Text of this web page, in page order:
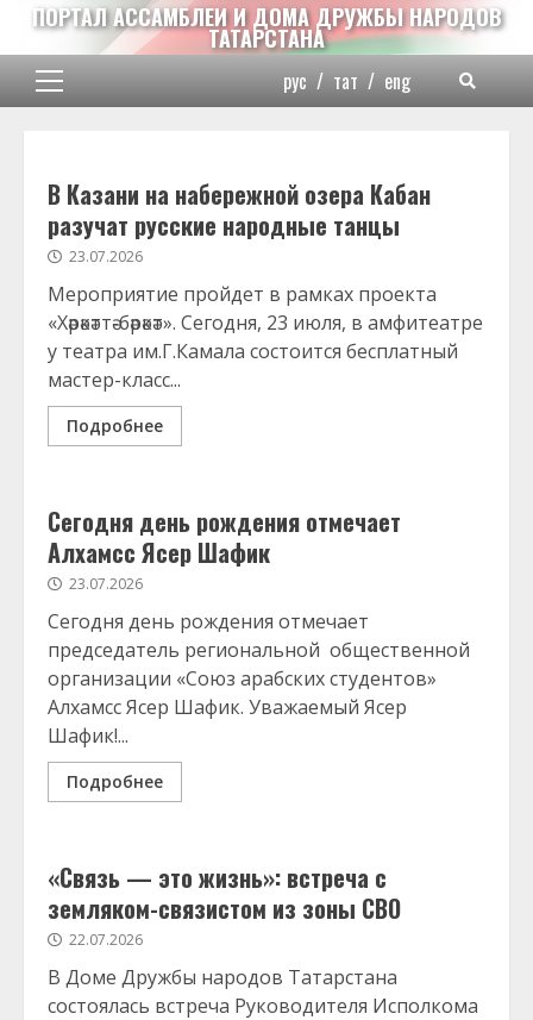
Перейти
содержимому
ПОРТАЛ АССАМБЛЕИ И ДОМА ДРУЖБЫ НАРОДОВ
ТАТАРСТАНА
Основное
рус / тат / eng
В Казани на набережной озера Кабан
разучат русские народные танцы
23.07.2026
Мероприятие пройдет в рамках проекта
«Хәрәкәттә-бәрәкәт». Сегодня, 23 июля, в амфитеатре
у театра им.Г.Камала состоится бесплатный
мастер-класс...
Подробнее
Сегодня день рождения отмечает
Алхамсс Ясер Шафик
23.07.2026
Сегодня день рождения отмечает
председатель региональной общественной
организации «Союз арабских студентов»
Алхамсс Ясер Шафик. Уважаемый Ясер
Шафик!...
Подробнее
«Связь — это жизнь»: встреча с
земляком-связистом из зоны СВО
22.07.2026
В Доме Дружбы народов Татарстана
состоялась встреча Руководителя Исполкома